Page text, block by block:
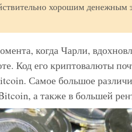
хорошим денежным
когда Чарли,
Код его криптовалюты
Самое большое
а также в большей